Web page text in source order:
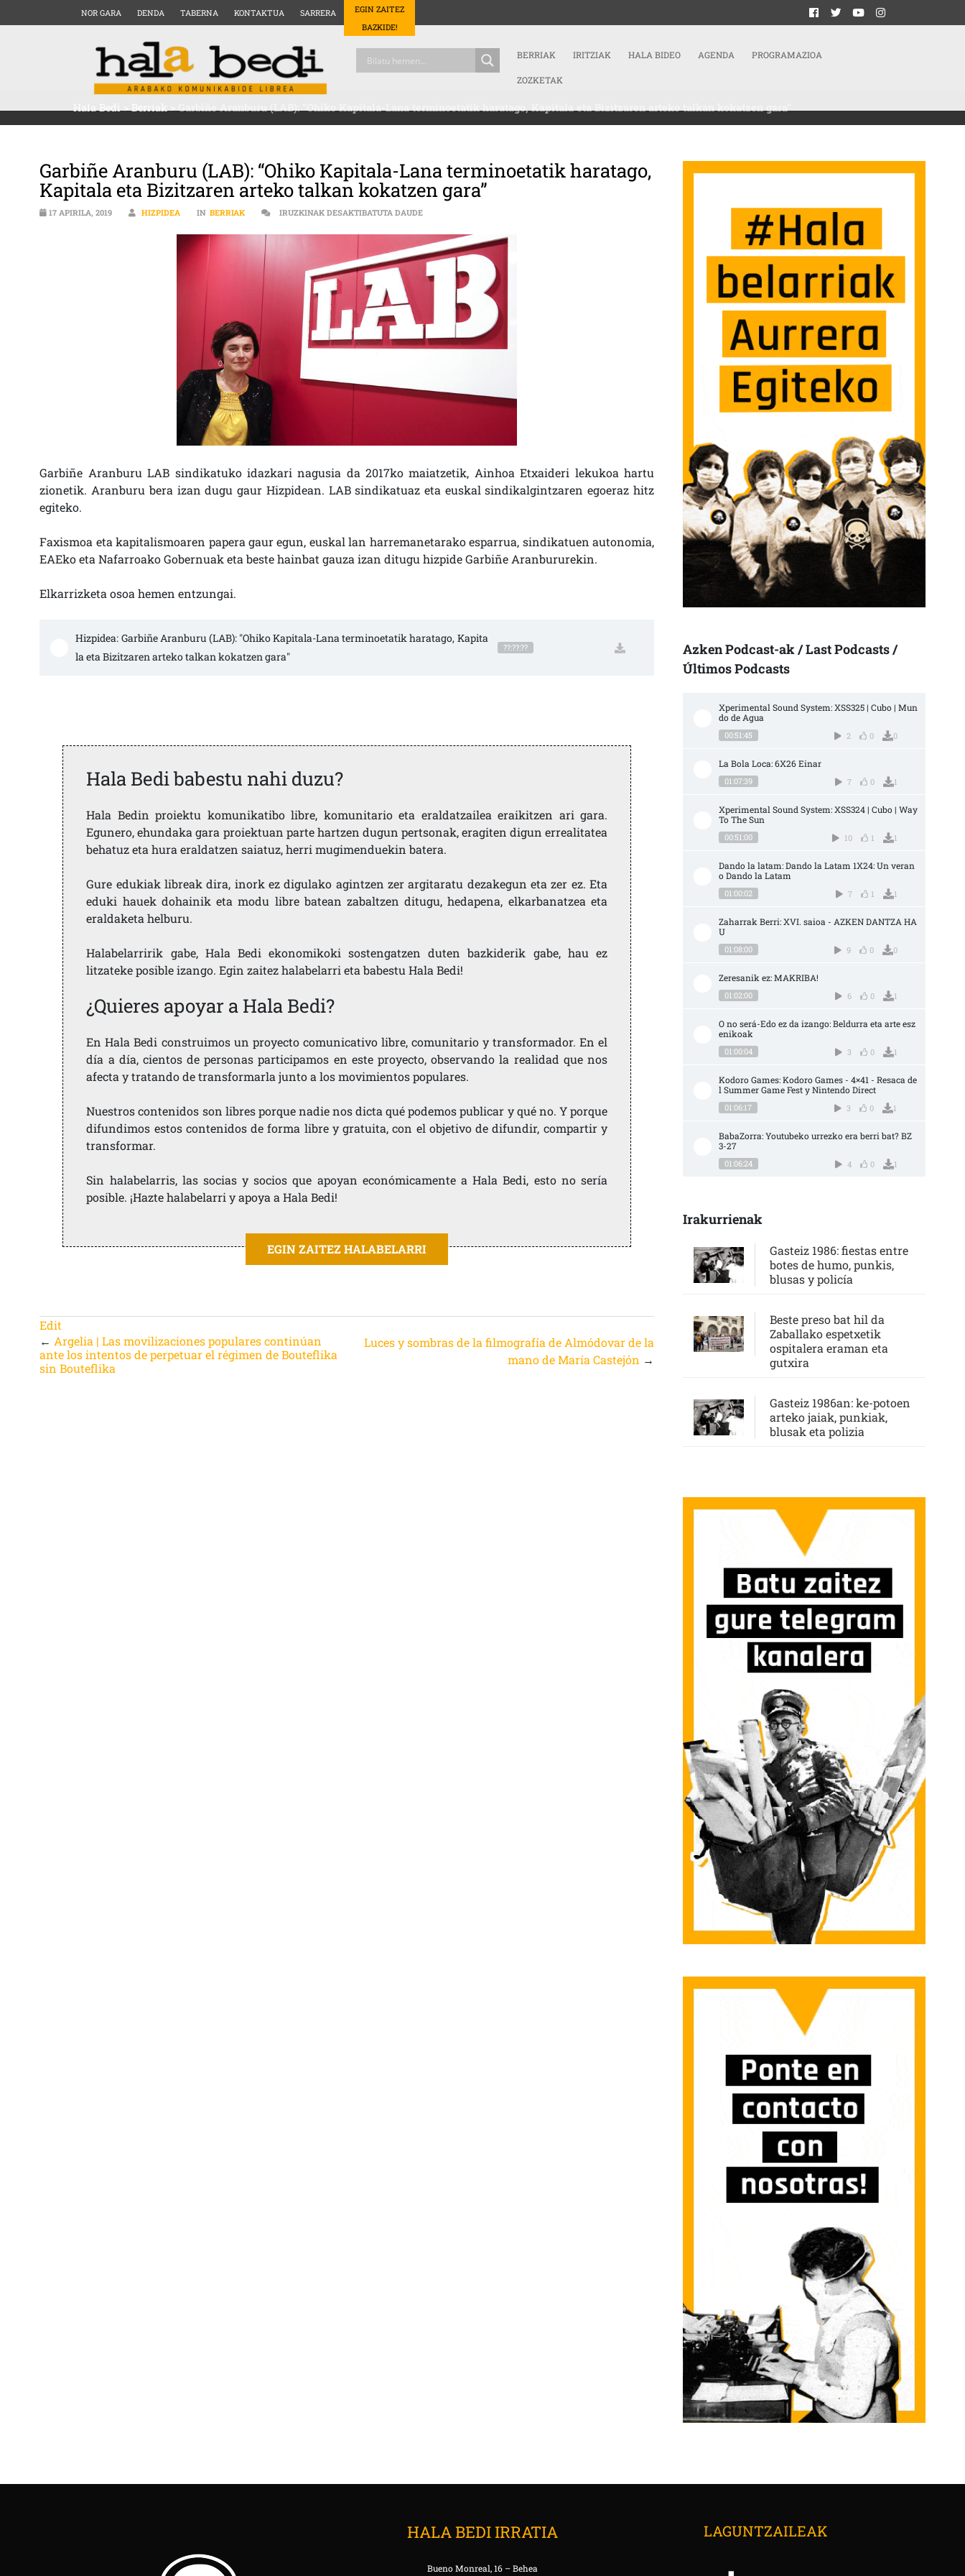
NOR GARA DENDA TABERNA KONTAKTUA SARRERA
EGIN ZAITEZ
BAZKIDE!
BERRIAK IRITZIAK HALA BIDEO AGENDA PROGRAMAZIOA
ZOZKETAK
Hala Bedi>Berriak>Garbiñe Aranburu (LAB): “Ohiko Kapitala-Lana terminoetatik haratago, Kapitala eta Bizitzaren arteko talkan kokatzen gara”
Garbiñe Aranburu (LAB): “Ohiko Kapitala-Lana terminoetatik haratago,
Kapitala eta Bizitzaren arteko talkan kokatzen gara”
17 APIRILA, 2019 HIZPIDEA IN BERRIAK IRUZKINAK DESAKTIBATUTA DAUDEGARBIÑE ARANBURU (LAB): “OHIKO KAPITALA-LANA TERMINOETATIK HARATAGO, KAPITALA ETA BIZITZAREN ARTEKO TALKAN
Garbiñe Aranburu LAB sindikatuko idazkari nagusia da 2017ko maiatzetik, Ainhoa Etxaideri lekukoa hartu
zionetik. Aranburu bera izan dugu gaur Hizpidean. LAB sindikatuaz eta euskal sindikalgintzaren egoeraz hitz
egiteko.
Faxismoa eta kapitalismoaren papera gaur egun, euskal lan harremanetarako esparrua, sindikatuen autonomia,
EAEko eta Nafarroako Gobernuak eta beste hainbat gauza izan ditugu hizpide Garbiñe Aranbururekin.
Elkarrizketa osoa hemen entzungai.
Hizpidea: Garbiñe Aranburu (LAB): "Ohiko Kapitala-Lana terminoetatik haratago, Kapita
la eta Bizitzaren arteko talkan kokatzen gara"
??:??:??
Hala Bedi babestu nahi duzu?
Hala Bedin proiektu komunikatibo libre, komunitario eta eraldatzailea eraikitzen ari gara.
Egunero, ehundaka gara proiektuan parte hartzen dugun pertsonak, eragiten digun errealitatea
behatuz eta hura eraldatzen saiatuz, herri mugimenduekin batera.
Gure edukiak libreak dira, inork ez digulako agintzen zer argitaratu dezakegun eta zer ez. Eta
eduki hauek dohainik eta modu libre batean zabaltzen ditugu, hedapena, elkarbanatzea eta
eraldaketa helburu.
Halabelarririk gabe, Hala Bedi ekonomikoki sostengatzen duten bazkiderik gabe, hau ez
litzateke posible izango. Egin zaitez halabelarri eta babestu Hala Bedi!
¿Quieres apoyar a Hala Bedi?
En Hala Bedi construimos un proyecto comunicativo libre, comunitario y transformador. En el
día a día, cientos de personas participamos en este proyecto, observando la realidad que nos
afecta y tratando de transformarla junto a los movimientos populares.
Nuestros contenidos son libres porque nadie nos dicta qué podemos publicar y qué no. Y porque
difundimos estos contenidos de forma libre y gratuita, con el objetivo de difundir, compartir y
transformar.
Sin halabelarris, las socias y socios que apoyan económicamente a Hala Bedi, esto no sería
posible. ¡Hazte halabelarri y apoya a Hala Bedi!
EGIN ZAITEZ HALABELARRI
Edit
←Argelia | Las movilizaciones populares continúan
ante los intentos de perpetuar el régimen de Bouteflika
sin Bouteflika
Luces y sombras de la filmografía de Almódovar de la
mano de María Castejón →
Azken Podcast-ak / Last Podcasts /
Últimos Podcasts
Xperimental Sound System: XSS325 | Cubo | Mun
do de Agua
00:51:45 2 0 0
La Bola Loca: 6X26 Einar
01:07:39 7 0 1
Xperimental Sound System: XSS324 | Cubo | Way
To The Sun
00:51:00 10 1 1
Dando la latam: Dando la Latam 1X24: Un veran
o Dando la Latam
01:00:02 7 1 1
Zaharrak Berri: XVI. saioa - AZKEN DANTZA HA
U
01:08:00 9 0 0
Zeresanik ez: MAKRIBA!
01:02:00 6 0 1
O no será-Edo ez da izango: Beldurra eta arte esz
enikoak
01:00:04 3 0 1
Kodoro Games: Kodoro Games - 4×41 - Resaca de
l Summer Game Fest y Nintendo Direct
01:06:17 3 0 1
BabaZorra: Youtubeko urrezko era berri bat? BZ
3-27
01:06:24 4 0 1
Irakurrienak
Gasteiz 1986: fiestas entre
botes de humo, punkis,
blusas y policía
Beste preso bat hil da
Zaballako espetxetik
ospitalera eraman eta
gutxira
Gasteiz 1986an: ke-potoen
arteko jaiak, punkiak,
blusak eta polizia
HALA BEDI IRRATIA
Bueno Monreal, 16 – Behea
LAGUNTZAILEAK